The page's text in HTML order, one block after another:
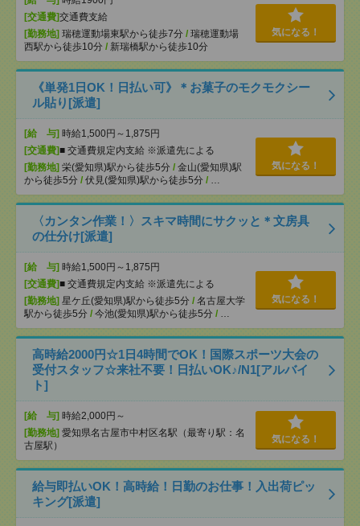
[交通費]交通費支給
[勤務地] 瑞穂運動場東駅から徒歩7分 / 瑞穂運動場
西駅から徒歩10分 / 新瑞橋駅から徒歩10分
気になる！
《単発1日OK！日払い可》＊お菓子のモクモクシー
ル貼り[派遣]
[給 与] 時給1,500円～1,875円
[交通費]■ 交通費規定内支給 ※派遣先による
[勤務地] 栄(愛知県)駅から徒歩5分 / 金山(愛知県)駅
から徒歩5分 / 伏見(愛知県)駅から徒歩5分 / …
気になる！
〈カンタン作業！〉スキマ時間にサクッと＊文房具
の仕分け[派遣]
[給 与] 時給1,500円～1,875円
[交通費]■ 交通費規定内支給 ※派遣先による
[勤務地] 星ケ丘(愛知県)駅から徒歩5分 / 名古屋大学
駅から徒歩5分 / 今池(愛知県)駅から徒歩5分 / …
気になる！
高時給2000円☆1日4時間でOK！国際スポーツ大会の
受付スタッフ☆来社不要！日払いOK♪/N1[アルバイ
ト]
[給 与] 時給2,000円～
[勤務地] 愛知県名古屋市中村区名駅（最寄り駅：名
古屋駅）
気になる！
給与即払いOK！高時給！日勤のお仕事！入出荷ピッ
キング[派遣]